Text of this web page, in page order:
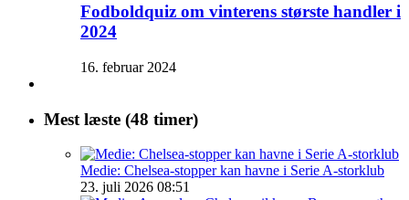
Fodboldquiz om vinterens største handler i
2024
16. februar 2024
Mest læste (48 timer)
Medie: Chelsea-stopper kan havne i Serie A-storklub
23. juli 2026 08:51